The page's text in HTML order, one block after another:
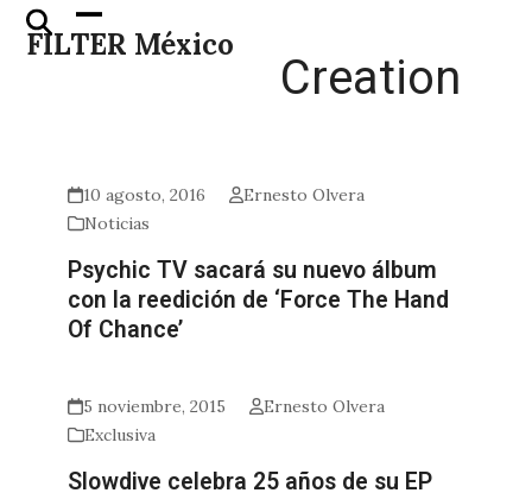
Skip
FILTER México
Open
mobile
Close
mobile
Creation
10 agosto, 2016
Ernesto Olvera
Noticias
Psychic TV sacará su nuevo álbum
con la reedición de ‘Force The Hand
Of Chance’
5 noviembre, 2015
Ernesto Olvera
Exclusiva
Slowdive celebra 25 años de su EP